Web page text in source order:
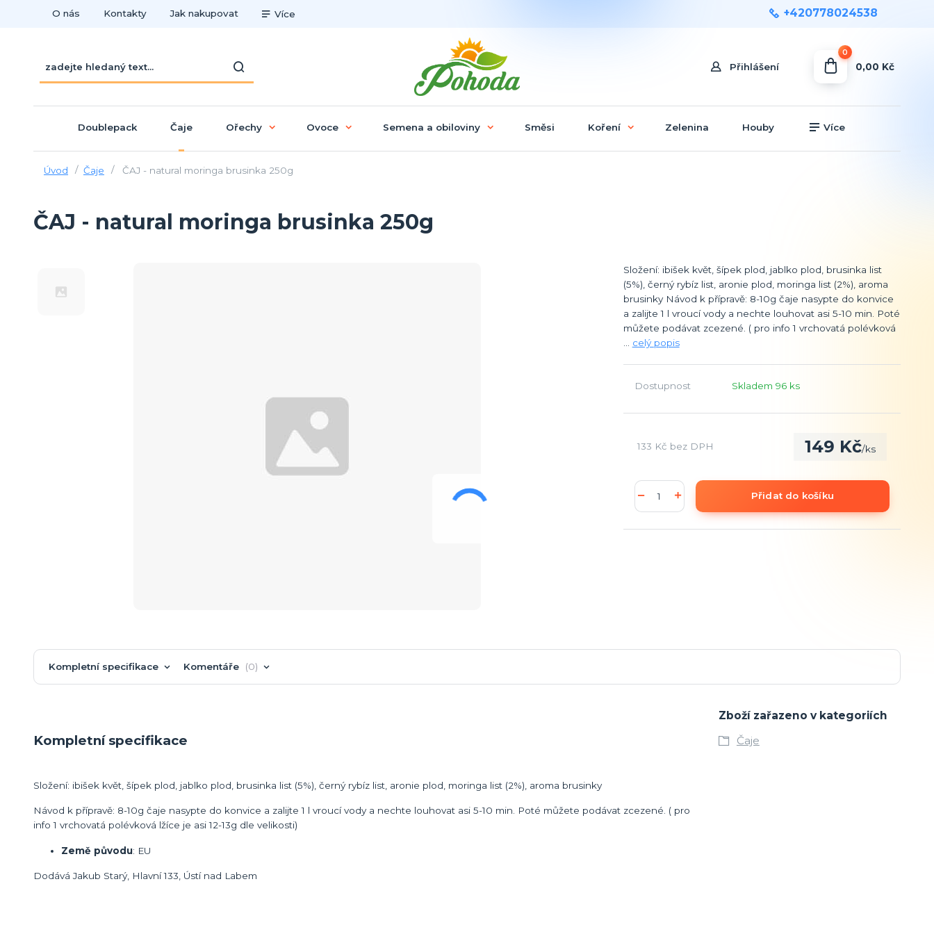
O nás Kontakty Jak nakupovat Více
Přihlášení
+420778024538
0
0,00 Kč
Doublepack Čaje Ořechy Ovoce Semena a obiloviny Směsi Koření Zelenina Houby Více
Úvod Čaje ČAJ - natural moringa brusinka 250g
ČAJ - natural moringa brusinka 250g
Složení: ibišek květ, šípek plod, jablko plod, brusinka list
(5%), černý rybíz list, aronie plod, moringa list (2%), aroma
brusinky Návod k přípravě: 8-10g čaje nasypte do konvice
a zalijte 1 l vroucí vody a nechte louhovat asi 5-10 min. Poté
můžete podávat zcezené. ( pro info 1 vrchovatá polévková
celý popis
Dostupnost Skladem 96 ks
149 Kč/ks
133 Kč bez DPH
Přidat do košíku
Kompletní specifikace Komentáře 0
Kompletní specifikace
Složení: ibišek květ, šípek plod, jablko plod, brusinka list (5%), černý rybíz list, aronie plod, moringa list (2%), aroma brusinky
Návod k přípravě: 8-10g čaje nasypte do konvice a zalijte 1 l vroucí vody a nechte louhovat asi 5-10 min. Poté můžete podávat zcezené. ( pro
info 1 vrchovatá polévková lžíce je asi 12-13g dle velikosti)
Země původu: EU
Dodává Jakub Starý, Hlavní 133, Ústí nad Labem
Zboží zařazeno v kategoriích
Čaje